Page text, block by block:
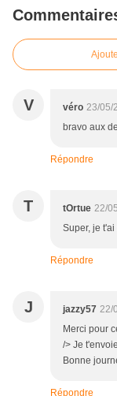
V véro 23/05/
bravo aux
Répondre
T tOrtue 22/
Super, je
Répondre
J jazzy57 22/
Merci pour
/> Je
Bonne
Répondre